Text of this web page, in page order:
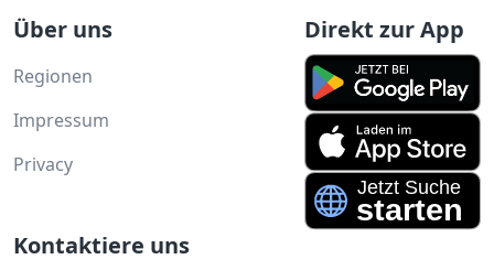
Über uns
Regionen
Impressum
Privacy
Direkt zur App
Kontaktiere uns